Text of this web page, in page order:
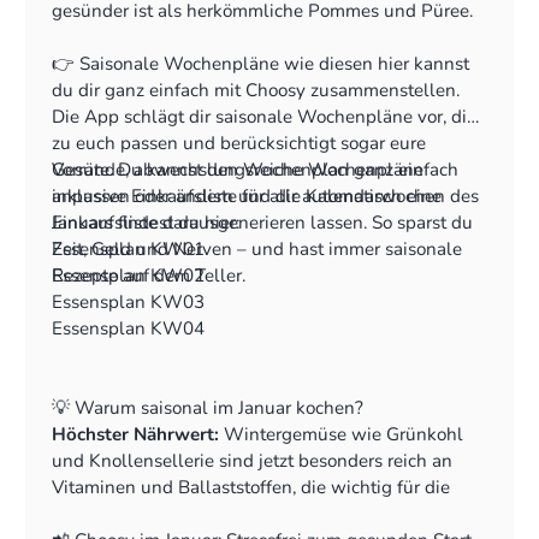
gesünder ist als herkömmliche Pommes und Püree.
👉 Saisonale Wochenpläne wie diesen hier kannst
du dir ganz einfach mit Choosy zusammenstellen.
Die App schlägt dir saisonale Wochenpläne vor, die
zu euch passen und berücksichtigt sogar eure
Vorräte. Du kannst den Wochenplan ganz einfach
anpassen oder ändern und dir automatisch eine
Einkaufsliste darausgenerieren lassen. So sparst du
Zeit, Geld und Nerven – und hast immer saisonale
Rezepte auf dem Teller.
Gesunde, abwechslungsreiche Wochenpläne
inklusive Einkaufsliste für alle Kalendarwochen des
Januars findest du hier:
Essensplan KW01
Essensplan KW02
Essensplan KW03
Essensplan KW04
💡 Warum saisonal im Januar kochen?
Höchster Nährwert: Wintergemüse wie Grünkohl
und Knollensellerie sind jetzt besonders reich an
Vitaminen und Ballaststoffen, die wichtig für die